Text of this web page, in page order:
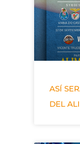
ASÍ
DEL